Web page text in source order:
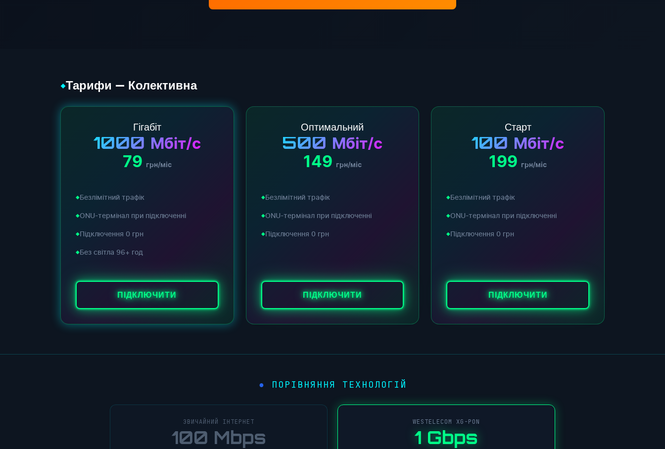
◆Тарифи — Колективна
Гігабіт
1000 Мбіт/с
79 грн/міс
Безлімітний трафік
ONU-термінал при підключенні
Підключення 0 грн
Без світла 96+ год
ПІДКЛЮЧИТИ
Оптимальний
500 Мбіт/с
149 грн/міс
Безлімітний трафік
ONU-термінал при підключенні
Підключення 0 грн
ПІДКЛЮЧИТИ
Старт
100 Мбіт/с
199 грн/міс
Безлімітний трафік
ONU-термінал при підключенні
Підключення 0 грн
ПІДКЛЮЧИТИ
ПОРІВНЯННЯ ТЕХНОЛОГІЙ
ЗВИЧАЙНИЙ ІНТЕРНЕТ
100 Mbps
WESTELECOM XG-PON
1 Gbps